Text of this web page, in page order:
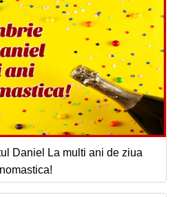
Daniel La multi ani de ziua